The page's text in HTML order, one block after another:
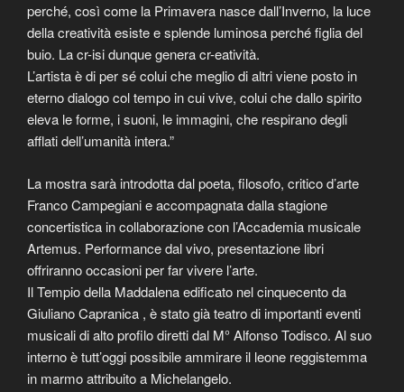
perché, così come la Primavera nasce dall’Inverno, la luce
della creatività esiste e splende luminosa perché figlia del
buio. La cr-isi dunque genera cr-eatività.
L’artista è di per sé colui che meglio di altri viene posto in
eterno dialogo col tempo in cui vive, colui che dallo spirito
eleva le forme, i suoni, le immagini, che respirano degli
afflati dell’umanità intera.”
La mostra sarà introdotta dal poeta, filosofo, critico d’arte
Franco Campegiani e accompagnata dalla stagione
concertistica in collaborazione con l’Accademia musicale
Artemus. Performance dal vivo, presentazione libri
offriranno occasioni per far vivere l’arte.
Il Tempio della Maddalena edificato nel cinquecento da
Giuliano Capranica , è stato già teatro di importanti eventi
musicali di alto profilo diretti dal M° Alfonso Todisco. Al suo
interno è tutt’oggi possibile ammirare il leone reggistemma
in marmo attribuito a Michelangelo.